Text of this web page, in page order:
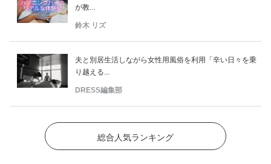
が教...
鈴木 リズ
夫と別居生活しながら女性用風俗を利用「辛い日々を乗
り越える...
DRESS編集部
総合人気ランキング